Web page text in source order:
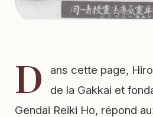
D
ans cette page,
de la Gakkai et
Gendai Reiki Ho, répond